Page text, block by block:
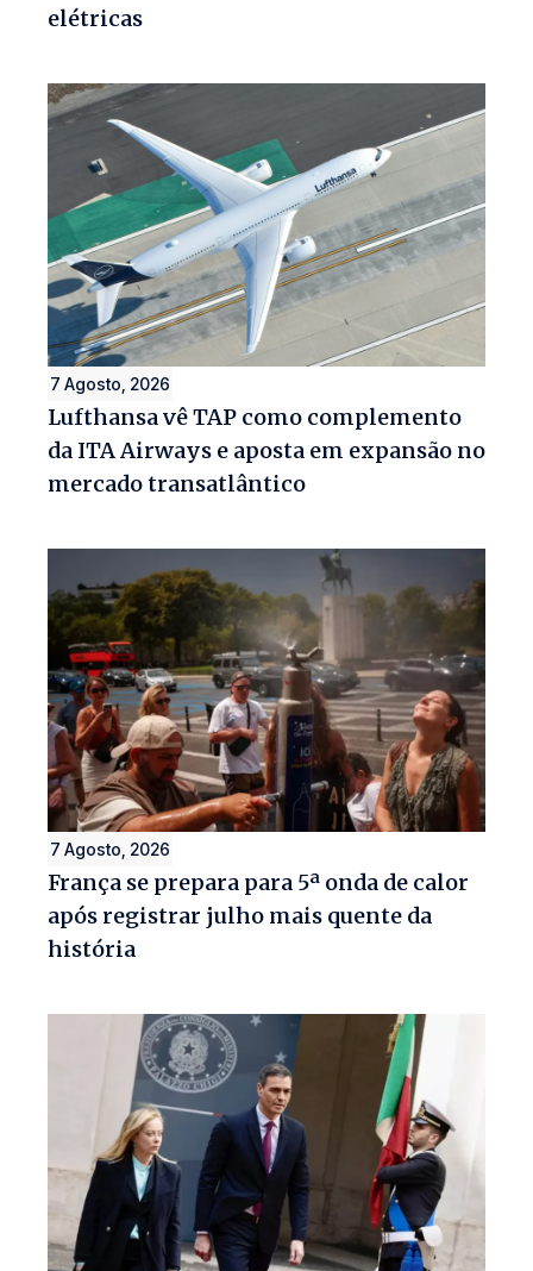
elétricas
7 Agosto, 2026
Lufthansa vê TAP como complemento
da ITA Airways e aposta em expansão no
mercado transatlântico
7 Agosto, 2026
França se prepara para 5ª onda de calor
após registrar julho mais quente da
história